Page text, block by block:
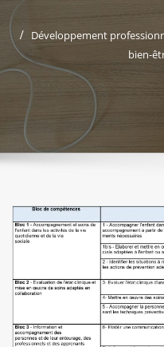
Développement
bien-